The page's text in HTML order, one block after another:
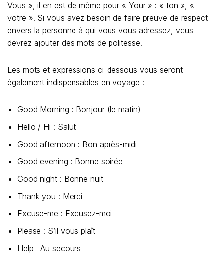
Vous », il en est de même pour « Your » : « ton », «
votre ». Si vous avez besoin de faire preuve de respect
envers la personne à qui vous vous adressez, vous
devrez ajouter des mots de politesse.
Les mots et expressions ci-dessous vous seront
également indispensables en voyage :
Good Morning : Bonjour (le matin)
Hello / Hi : Salut
Good afternoon : Bon après-midi
Good evening : Bonne soirée
Good night : Bonne nuit
Thank you : Merci
Excuse-me : Excusez-moi
Please : S’il vous plaît
Help : Au secours